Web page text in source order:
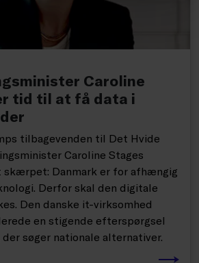
Caroline
tid til at få data i
tilbagevenden til Det Hvide
Caroline Stages
skærpet: Danmark er for afhængig
Derfor skal den digitale
Den danske it-virksomhed
en stigende efterspørgsel
søger nationale alternativer.